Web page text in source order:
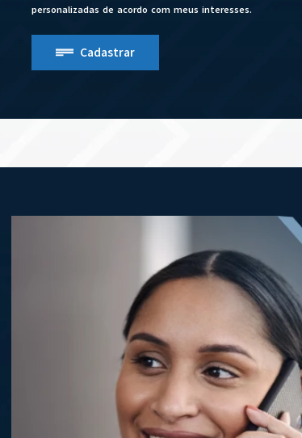
personalizadas de acordo com meus interesses.
Cadastrar